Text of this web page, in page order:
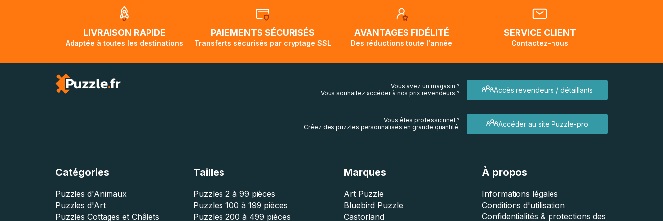
jusqu'à 2 mois et demi pour arriver à destination. Il est donc normal que pendant la
traversée, le suivi de votre commande ne soit pas modifié. Ce dernier reprendra
lorsque votre colis aura touché terre.
LIVRAISON RAPIDE
Adaptée à toutes les destinations
PAIEMENTS SÉCURISÉS
Transferts sécurisés par cryptage SSL
AVANTAGES FIDÉLITÉ
Des réductions toute l'année
SERVICE CLIENT
Contactez-nous
Accès revendeurs / détaillants
Vous avez un magasin ?
Vous souhaitez accéder à nos prix revendeurs ?
Accéder au site Puzzle-pro
Vous êtes professionnel ?
Créez des puzzles personnalisés en grande quantité.
Catégories
Puzzles d'Animaux
Puzzles d'Art
Puzzles Cottages et Châlets
Tailles
Puzzles 2 à 99 pièces
Puzzles 100 à 199 pièces
Puzzles 200 à 499 pièces
Marques
Art Puzzle
Bluebird Puzzle
Castorland
À propos
Informations légales
Conditions d'utilisation
Confidentialités & protections des